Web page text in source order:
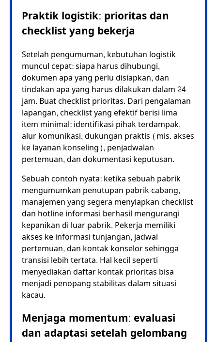
Praktik logistik: prioritas dan
checklist yang bekerja
Setelah pengumuman, kebutuhan logistik
muncul cepat: siapa harus dihubungi,
dokumen apa yang perlu disiapkan, dan
tindakan apa yang harus dilakukan dalam 24
jam. Buat checklist prioritas. Dari pengalaman
lapangan, checklist yang efektif berisi lima
item minimal: identifikasi pihak terdampak,
alur komunikasi, dukungan praktis (mis. akses
ke layanan konseling), penjadwalan
pertemuan, dan dokumentasi keputusan.
Sebuah contoh nyata: ketika sebuah pabrik
mengumumkan penutupan pabrik cabang,
manajemen yang segera menyiapkan checklist
dan hotline informasi berhasil mengurangi
kepanikan di luar pabrik. Pekerja memiliki
akses ke informasi tunjangan, jadwal
pertemuan, dan kontak konselor sehingga
transisi lebih tertata. Hal kecil seperti
menyediakan daftar kontak prioritas bisa
menjadi penopang stabilitas dalam situasi
kacau.
Menjaga momentum: evaluasi
dan adaptasi setelah gelombang